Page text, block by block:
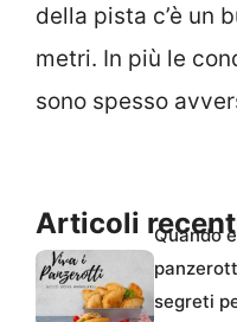
della pista c’è un
metri. In più le
sono spesso
Articoli
Quando
segreti